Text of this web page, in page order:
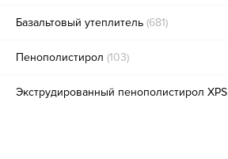
Базальтовый утеплитель (681)
Пенополистирол (103)
Экструдированный пенополистирол XPS